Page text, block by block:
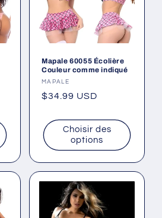
Mapale 60055 Écolière
Couleur comme indiqué
Fournisseur :
MAPALE
Prix
$34.99 USD
Choisir des
options